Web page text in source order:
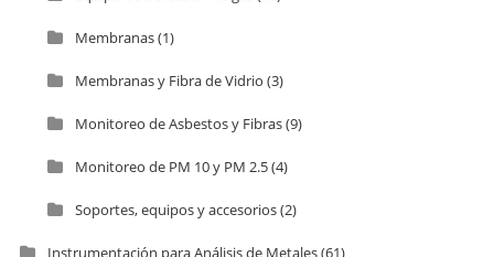
Membranas(1)
Membranas y Fibra de Vidrio (3)
Monitoreo de Asbestos y Fibras(9)
Monitoreo de PM 10 y PM 2.5(4)
Soportes, equipos y accesorios(2)
Instrumentación para Análisis de Metales(61)